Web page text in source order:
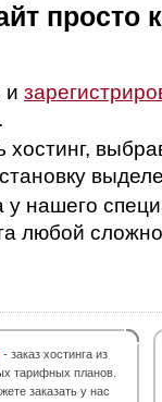
просто
и
хостинг,
у нашего
любой
- заказ хостинга из
тарифных планов.
заказать у нас